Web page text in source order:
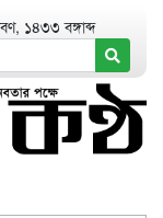
১৪৩৩ বঙ্গাব্দ